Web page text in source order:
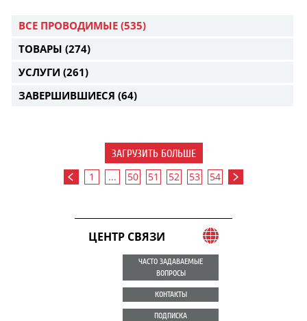
ВСЕ ПРОВОДИМЫЕ (535)
ТОВАРЫ (274)
УСЛУГИ (261)
ЗАВЕРШИВШИЕСЯ (64)
ЗАГРУЗИТЬ БОЛЬШЕ
1 ... 50 51 52 53 54
ЦЕНТР СВЯЗИ
ЧАСТО ЗАДАВАЕМЫЕ
ВОПРОСЫ
КОНТАКТЫ
ПОДПИСКА